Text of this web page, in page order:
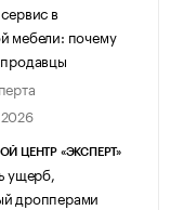
в
мебели: почему
ЦЕНТР «ЭКСПЕРТ»
ущерб,
дропперами